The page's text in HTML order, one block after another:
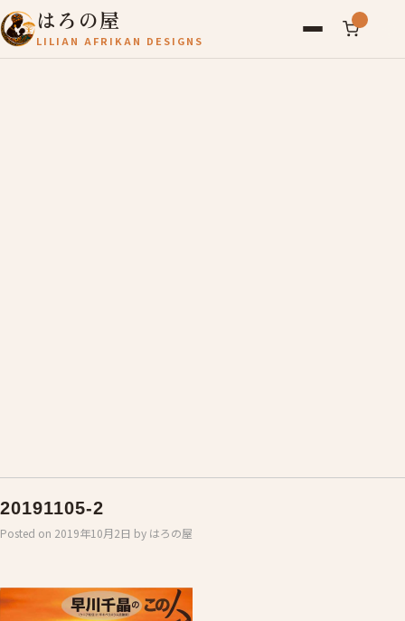
はろの屋
LILIAN AFRIKAN DESIGNS
20191105-2
Posted on 2019年10月2日 by はろの屋